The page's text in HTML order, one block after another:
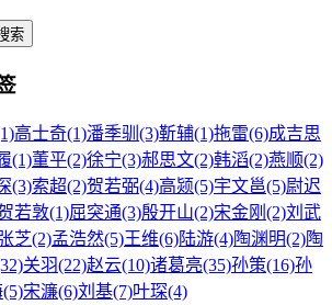
高士奇(1)潘季驯(3)靳辅(1)拖雷(6)成吉思
(1)董平(2)徐宁(3)郝思文(2)韩滔(2)燕顺(2)
(3)索超(2)贺若弼(4)高颎(5)宇文邕(5)尉迟
若敦(1)屈突通(3)殷开山(2)宋金刚(2)刘武
芝(2)孟浩然(5)王维(6)陆游(4)陶渊明(2)陶
关羽(22)赵云(10)诸葛亮(35)孙策(16)孙
宋濂(6)刘基(7)叶琛(4)